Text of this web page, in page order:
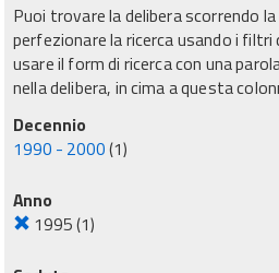
Puoi trovare la delibera scorrendo
perfezionare la ricerca usando i
usare il form di ricerca con una
nella delibera, in cima a questa
Decennio
1990 - 2000(1)
Anno
1995(1)